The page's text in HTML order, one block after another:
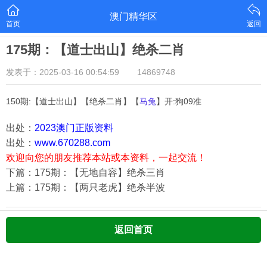
首页
澳门精华区
返回
175期：【道士出山】绝杀二肖
发表于：2025-03-16 00:54:59 14869748
150期:【道士出山】【绝杀二肖】【马兔 】开:狗09准
出处： 2023澳门正版资料
出处： www.670288.com
欢迎向您的朋友推荐本站或本资料，一起交流！
下篇：175期：【无地自容】绝杀三肖
上篇：175期：【两只老虎】绝杀半波
返回首页